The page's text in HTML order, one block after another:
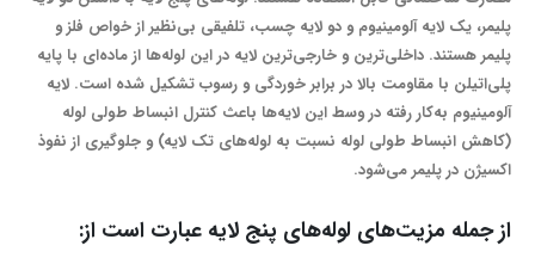
پلیمر، یک لایه آلومینیوم و دو لایه چسب، تلفیقی بی‌نظیر از خواص فلز و
پلیمر هستند. داخلی‌ترین و خارجی‌ترین لایه‌ در این لوله‌ها از ماده‌ای با پایه
پلی‌اتیلن با مقاومت بالا در برابر خوردگی و رسوب تشکیل شده است. لایه
آلومینیوم به‌کار رفته در وسط این لایه‌ها باعث کنترل انبساط طولی لوله
(کاهش انبساط طولی لوله نسبت به لوله‌های تک لایه) و جلوگیری از نفوذ
اکسیژن در پلیمر می‌شود.
از جمله مزیت‌های لوله‌های پنج لایه عبارت است از: